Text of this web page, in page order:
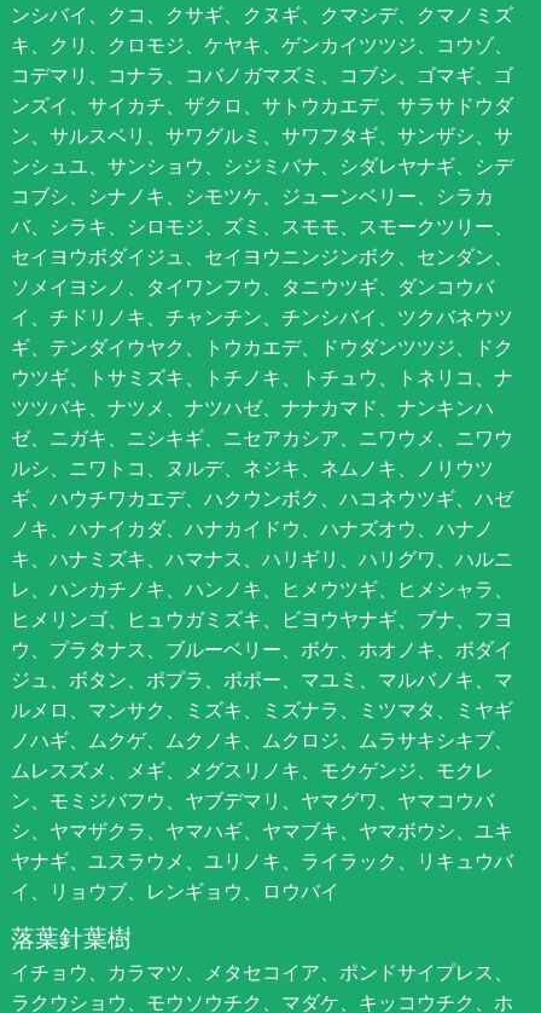
ンシバイ、クコ、クサギ、クヌギ、クマシデ、クマノミズ
キ、クリ、クロモジ、ケヤキ、ゲンカイツツジ、コウゾ、
コデマリ、コナラ、コバノガマズミ、コブシ、ゴマギ、ゴ
ンズイ、サイカチ、ザクロ、サトウカエデ、サラサドウダ
ン、サルスベリ、サワグルミ、サワフタギ、サンザシ、サ
ンシュユ、サンショウ、シジミバナ、シダレヤナギ、シデ
コブシ、シナノキ、シモツケ、ジューンベリー、シラカ
バ、シラキ、シロモジ、ズミ、スモモ、スモークツリー、
セイヨウボダイジュ、セイヨウニンジンボク、センダン、
ソメイヨシノ、タイワンフウ、タニウツギ、ダンコウバ
イ、チドリノキ、チャンチン、チンシバイ、ツクバネウツ
ギ、テンダイウヤク、トウカエデ、ドウダンツツジ、ドク
ウツギ、トサミズキ、トチノキ、トチュウ、トネリコ、ナ
ツツバキ、ナツメ、ナツハゼ、ナナカマド、ナンキンハ
ゼ、ニガキ、ニシキギ、ニセアカシア、ニワウメ、ニワウ
ルシ、ニワトコ、ヌルデ、ネジキ、ネムノキ、ノリウツ
ギ、ハウチワカエデ、ハクウンボク、ハコネウツギ、ハゼ
ノキ、ハナイカダ、ハナカイドウ、ハナズオウ、ハナノ
キ、ハナミズキ、ハマナス、ハリギリ、ハリグワ、ハルニ
レ、ハンカチノキ、ハンノキ、ヒメウツギ、ヒメシャラ、
ヒメリンゴ、ヒュウガミズキ、ビヨウヤナギ、ブナ、フヨ
ウ、プラタナス、ブルーベリー、ボケ、ホオノキ、ボダイ
ジュ、ボタン、ポプラ、ポポー、マユミ、マルバノキ、マ
ルメロ、マンサク、ミズキ、ミズナラ、ミツマタ、ミヤギ
ノハギ、ムクゲ、ムクノキ、ムクロジ、ムラサキシキブ、
ムレスズメ、メギ、メグスリノキ、モクゲンジ、モクレ
ン、モミジバフウ、ヤブデマリ、ヤマグワ、ヤマコウバ
シ、ヤマザクラ、ヤマハギ、ヤマブキ、ヤマボウシ、ユキ
ヤナギ、ユスラウメ、ユリノキ、ライラック、リキュウバ
イ、リョウブ、レンギョウ、ロウバイ
落葉針葉樹
イチョウ、カラマツ、メタセコイア、ポンドサイプレス、
ラクウショウ、モウソウチク、マダケ、キッコウチク、ホ